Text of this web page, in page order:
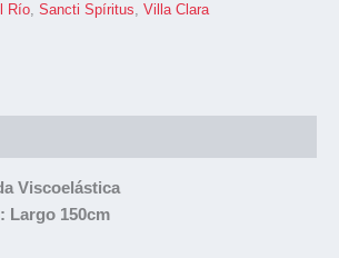
Río, Sancti Spíritus, Villa Clara
Viscoelástica
Largo 150cm